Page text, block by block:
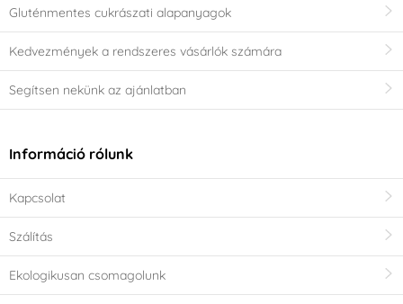
Gluténmentes cukrászati alapanyagok
Kedvezmények a rendszeres vásárlók számára
Segítsen nekünk az ajánlatban
Információ rólunk
Kapcsolat
Szálítás
Ekologikusan csomagolunk